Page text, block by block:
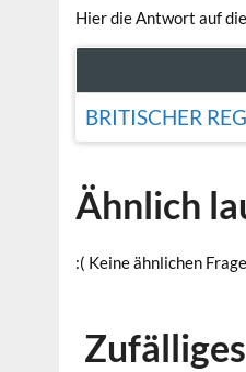
Hier die Antwort auf
BRITISCHER
Ähnlich
:( Keine ähnlichen